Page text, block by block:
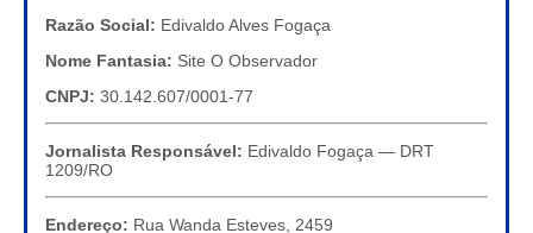
Razão Social: Edivaldo Alves Fogaça
Nome Fantasia: Site O Observador
CNPJ: 30.142.607/0001-77
Jornalista Responsável: Edivaldo Fogaça — DRT
1209/RO
Endereço: Rua Wanda Esteves, 2459